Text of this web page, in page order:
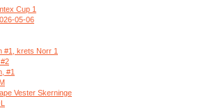
Cup 1
05-06
#1, krets Norr 1
#1
Vester Skerninge